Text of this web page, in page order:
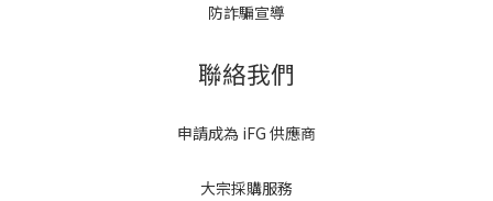
防詐騙宣導
聯絡我們
申請成為 iFG 供應商
大宗採購服務